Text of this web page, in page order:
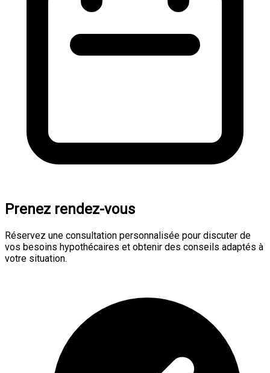
Prenez rendez-vous
Réservez une consultation personnalisée pour discuter de
vos besoins hypothécaires et obtenir des conseils adaptés à
votre situation.